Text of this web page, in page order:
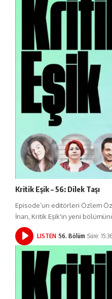
Kritik Eşik – 56: Dilek Taşı
Episode’un editörleri Özlem
İnan, Kritik Eşik'in yeni
LISTEN 56. Bölüm Süre: 15:36